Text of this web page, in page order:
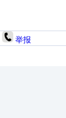
举报